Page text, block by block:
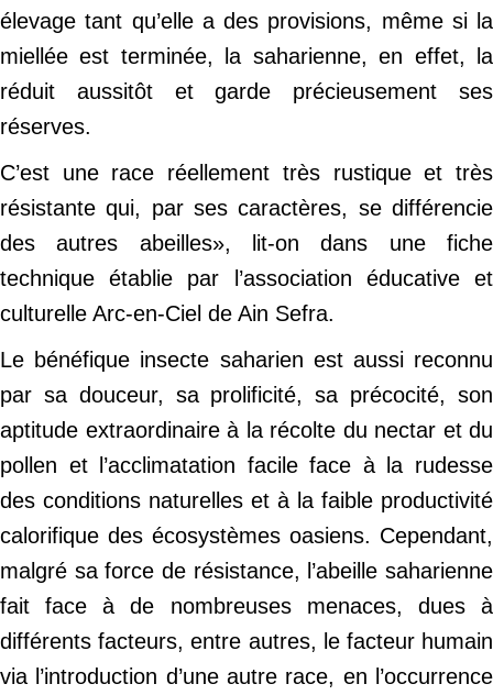
élevage tant qu’elle a des provisions, même si la
miellée est terminée, la saharienne, en effet, la
réduit aussitôt et garde précieusement ses
réserves.
C’est une race réellement très rustique et très
résistante qui, par ses caractères, se différencie
des autres abeilles», lit-on dans une fiche
technique établie par l’association éducative et
culturelle Arc-en-Ciel de Ain Sefra.
Le bénéfique insecte saharien est aussi reconnu
par sa douceur, sa prolificité, sa précocité, son
aptitude extraordinaire à la récolte du nectar et du
pollen et l’acclimatation facile face à la rudesse
des conditions naturelles et à la faible productivité
calorifique des écosystèmes oasiens. Cependant,
malgré sa force de résistance, l’abeille saharienne
fait face à de nombreuses menaces, dues à
différents facteurs, entre autres, le facteur humain
via l’introduction d’une autre race, en l’occurrence